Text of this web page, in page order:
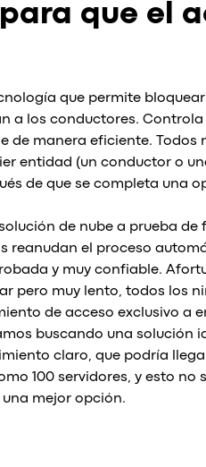
que el
que permite
a los conductores.
de manera eficiente. Todos
entidad (un conductor o
de que se completa una
de nube a prueba
reanudan el proceso
y muy confiable.
pero muy lento, todos los
de acceso exclusivo a
buscando una solución
claro, que podría
100 servidores, y esto no
mejor opción.